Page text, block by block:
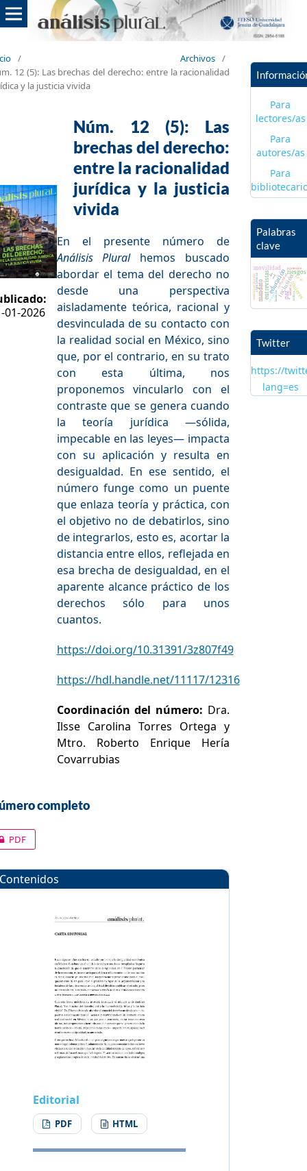
/ Archivos /
12 (5): Las brechas del derecho: entre la racionalidad
y la justicia vivida
Núm. 12 (5): Las
brechas del derecho:
entre la racionalidad
jurídica y la justicia
vivida
01-2026
En el presente número de
Análisis Pluralhemos buscado
abordar el tema del derecho no
desde una pers­pectiva
aisladamente teórica, racional y
desvinculada de su contacto con
la realidad social en México, sino
que, por el contrario, en su trato
con esta última, nos
proponemos vincularlo con el
contraste que se genera cuando
la teoría jurídica —sólida,
impecable en las leyes— impacta
con su aplicación y resulta en
desigualdad. En ese sentido, el
número funge como un puente
que enlaza teoría y práctica, con
el objetivo no de de­batirlos, sino
de integrarlos, esto es, acortar la
distancia entre ellos, reflejada en
esa brecha de desigualdad, en el
aparente alcance práctico de los
derechos sólo para unos
cuantos.
https://doi.org/10.31391/3z807f49
https://hdl.handle.net/11117/12316
Coordinación del número: Dra.
Ilsse Carolina Torres Ortega y
Mtro. Roberto Enrique Hería
Covarrubias
completo
PDF
Contenidos
Editorial
PDF HTML
Para
lectores/as
Para
autores/as
Para
Palabras
clave
educacióninclusión
movilidad
mujeres
entrevistas riesgos
mandato
4T
paz
conciencia semefo
protección
trabajo
sistema pensionario lactancia cultura
cuerpo
comunidad
Twitter
https://
lang=es